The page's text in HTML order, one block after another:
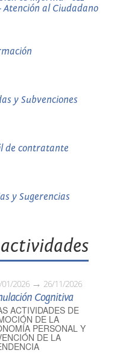
Atención al Ciudadano
y Subvenciones
de contratante
y Sugerencias
01/2026 26/11/2026
Cognitiva
ACTIVIDADES DE
DE LA
PERSONAL Y
DE LA